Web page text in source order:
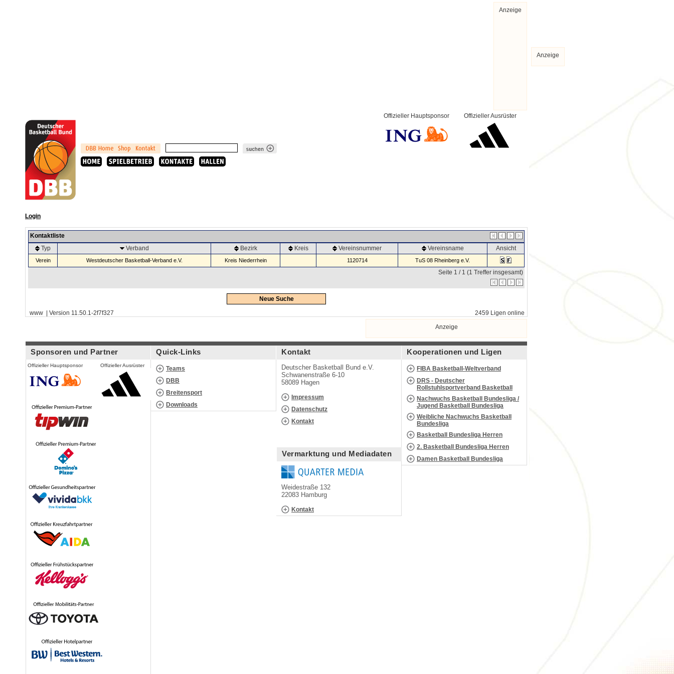
Anzeige
Offizieller Ausrüster
Offizieller Hauptsponsor
Login
Kontaktliste
Typ
Verband Bezirk Kreis Vereinsnummer Vereinsname Ansicht
Verein Westdeutscher Basketball-Verband e.V. Kreis Niederrhein 1120714 TuS 08 Rheinberg e.V.
Seite 1 / 1 (1 Treffer insgesamt)
Neue Suche
www | Version 11.50.1-2f7f327
2459 Ligen online
Anzeige
Sponsoren und Partner
Offizieller Hauptsponsor Offizieller Ausrüster
Quick-Links
Teams
DBB
Breitensport
Downloads
Kontakt
Deutscher Basketball Bund e.V.
Schwanenstraße 6-10
58089 Hagen
Impressum
Datenschutz
Kontakt
Vermarktung und Mediadaten
Weidestraße 132
22083 Hamburg
Kontakt
Kooperationen und Ligen
FIBA Basketball-Weltverband
DRS - Deutscher
Rollstuhlsportverband Basketball
Nachwuchs Basketball Bundesliga /
Jugend Basketball Bundesliga
Weibliche Nachwuchs Basketball
Bundesliga
Basketball Bundesliga Herren
2. Basketball Bundesliga Herren
Damen Basketball Bundesliga
Anzeige